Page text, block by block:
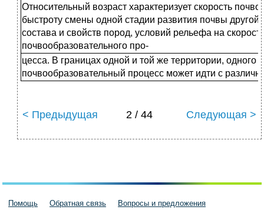
Относительный возраст характеризует скорость
быстроту смены одной стадии развития почвы
состава и свойств пород, условий рельефа на
почвообразовательного про-
цесса. В границах одной и той же территории, одного
почвообразовательный процесс может идти с
< Предыдущая 2 / 44 Следующая >
Помощь Обратная связь Вопросы и предложения